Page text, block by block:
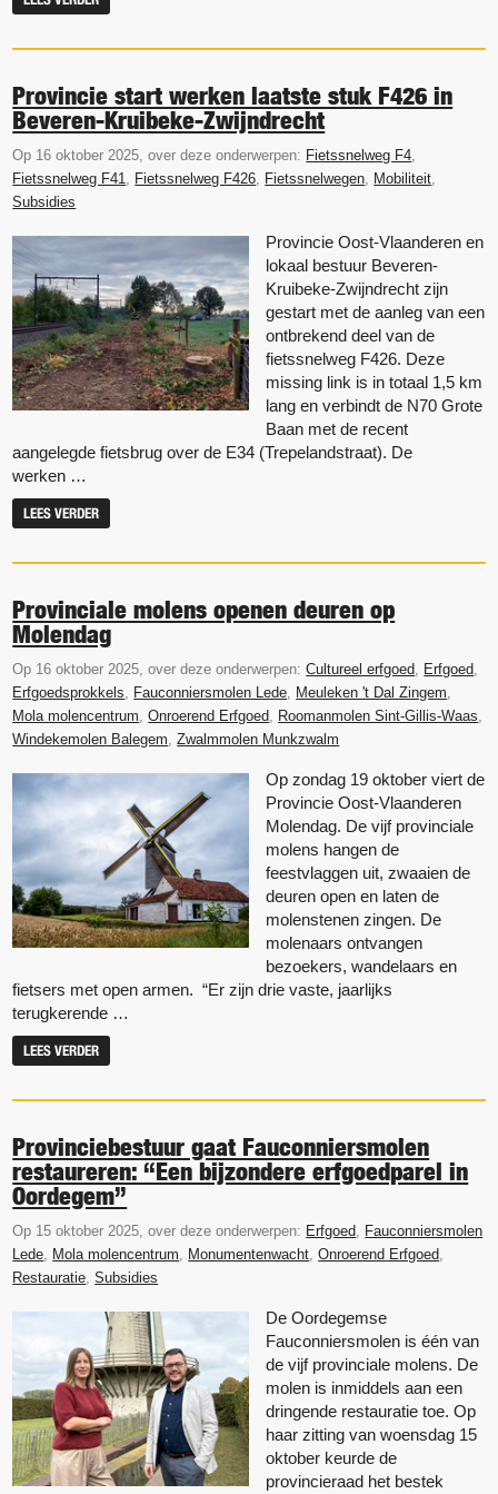
Provincie start werken laatste stuk F426 in
Beveren-Kruibeke-Zwijndrecht
Op 16 oktober 2025, over deze onderwerpen: Fietssnelweg F4
Fietssnelweg F41
Fietssnelweg F426 Fietssnelwegen Mobiliteit
Subsidies
Provincie Oost-Vlaanderen en
lokaal bestuur Beveren-
Kruibeke-Zwijndrecht zijn
gestart met de aanleg van een
ontbrekend deel van de
fietssnelweg F426. Deze
missing link is in totaal 1,5 km
lang en verbindt de N70 Grote
Baan met de recent
aangelegde fietsbrug over de E34 (Trepelandstraat). De
werken …
LEES VERDER
Provinciale molens openen deuren op
Molendag
Op 16 oktober 2025, over deze onderwerpen:Cultureel erfgoed Erfgoed
Erfgoedsprokkels
Fauconniersmolen Lede Meuleken 't Dal Zingem
Mola molencentrum ,Onroerend Erfgoed Roomanmolen Sint-Gillis-Waas
Windekemolen Balegem ,Zwalmmolen Munkzwalm
Op zondag 19 oktober viert de
Provincie Oost-Vlaanderen
Molendag. De vijf provinciale
molens hangen de
feestvlaggen uit, zwaaien de
deuren open en laten de
molenstenen zingen. De
molenaars ontvangen
bezoekers, wandelaars en
fietsers met open armen. “Er zijn drie vaste, jaarlijks
terugkerende …
LEES VERDER
Provinciebestuur gaat Fauconniersmolen
restaureren: “Een bijzondere erfgoedparel in
Oordegem”
Op 15 oktober 2025, over deze onderwerpen: Erfgoed
Fauconniersmolen
Lede
Mola molencentrum Monumentenwacht ,Onroerend Erfgoed
Restauratie ,Subsidies
De Oordegemse
Fauconniersmolen is één van
de vijf provinciale molens. De
molen is inmiddels aan een
dringende restauratie toe. Op
haar zitting van woensdag 15
oktober keurde de
provincieraad het bestek